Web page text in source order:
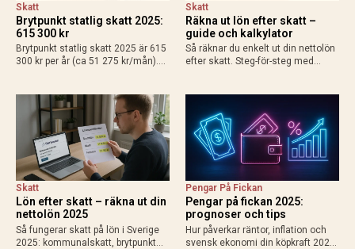
Brytpunkt statlig skatt 2025:
615 300 kr
Skatt
Brytpunkt statlig skatt 2025 är 615
300 kr per år (ca 51 275 kr/mån).
löntagare och pensionärer. Så
påverkas din plånbok!
Räkna ut lön efter skatt –
guide och kalkylator
Skatt
Så räknar du enkelt ut din nettolön
efter skatt. Steg-för-steg med
resultat 2025.
Lön efter skatt – räkna ut din
nettolön 2025
Skatt
Så fungerar skatt på lön i Sverige
2025: kommunalskatt, brytpunkt
Pengar på fickan 2025:
prognoser och tips
Pengar På Fickan
Hur påverkar räntor, inflation och
svensk ekonomi din köpkraft 2025?